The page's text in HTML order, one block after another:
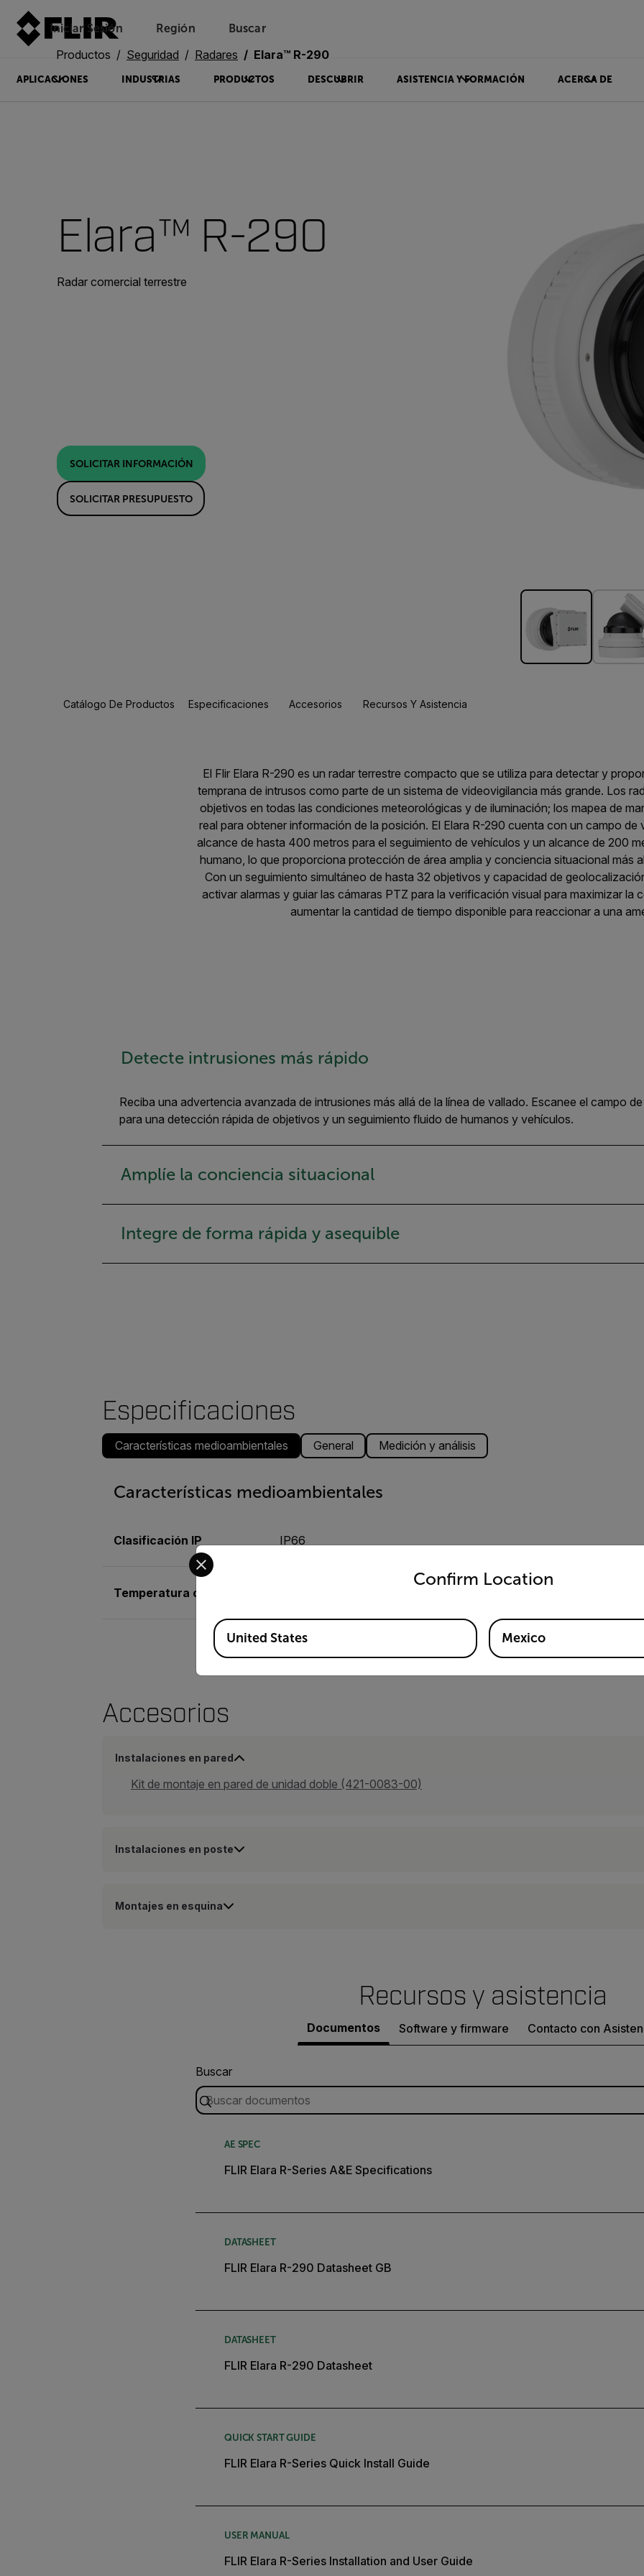
Iniciar Sesión Región Buscar
APLICACIONES INDUSTRIAS PRODUCTOS DESCUBRIR ASISTENCIA Y FORMACIÓN ACERCA DE
Productos Seguridad Radares Elara™ R-290
Elara™ R-290
Radar comercial terrestre
SOLICITAR INFORMACIÓN
SOLICITAR PRESUPUESTO
Catálogo De Productos Especificaciones Accesorios Recursos Y Asistencia
El Flir Elara R-290 es un radar terrestre compacto que se utiliza para detectar y
temprana de intrusos como parte de un sistema de videovigilancia más grande. Los
objetivos en todas las condiciones meteorológicas y de iluminación; los mapea de
real para obtener información de la posición. El Elara R-290 cuenta con un campo de
alcance de hasta 400 metros para el seguimiento de vehículos y un alcance de 200
humano, lo que proporciona protección de área amplia y conciencia situacional más
Con un seguimiento simultáneo de hasta 32 objetivos y capacidad de
activar alarmas y guiar las cámaras PTZ para la verificación visual para maximizar la
aumentar la cantidad de tiempo disponible para reaccionar a una
Detecte intrusiones más rápido
Reciba una advertencia avanzada de intrusiones más allá de la línea de vallado. Escanee el campo
para una detección rápida de objetivos y un seguimiento fluido de humanos y vehículos.
Amplíe la conciencia situacional
Integre de forma rápida y asequible
Especificaciones
Características medioambientales General Medición y análisis
Características medioambientales
Clasificación IP IP66
Temperatura operativa
Accesorios
Instalaciones en pared
Kit de montaje en pared de unidad doble (421-0083-00)
Instalaciones en poste
Montajes en esquina
Recursos y asistencia
Documentos Software y firmware Contacto con
Buscar
AE SPEC
FLIR Elara R-Series A&E Specifications
DATASHEET
FLIR Elara R-290 Datasheet GB
DATASHEET
FLIR Elara R-290 Datasheet
QUICK START GUIDE
FLIR Elara R-Series Quick Install Guide
USER MANUAL
FLIR Elara R-Series Installation and User Guide
Confirm Location
Select your preferred country and language from the options below to access the
Available Locations
United States Mexico